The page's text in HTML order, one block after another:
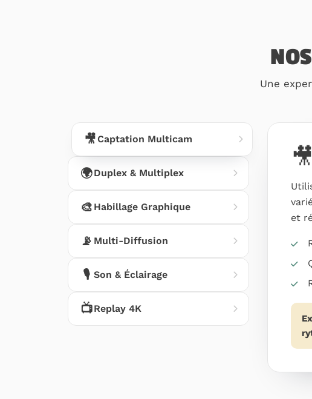
Une
🎥Captation Multicam
🌍Duplex & Multiplex
🎨 Habillage Graphique
📡 Multi-Diffusion
🎙️ Son & Éclairage
📺Replay 4K
🎥
et